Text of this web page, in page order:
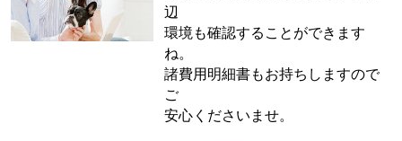
辺
環境も確認することができます
ね。
諸費用明細書もお持ちしますので
ご
安心くださいませ。